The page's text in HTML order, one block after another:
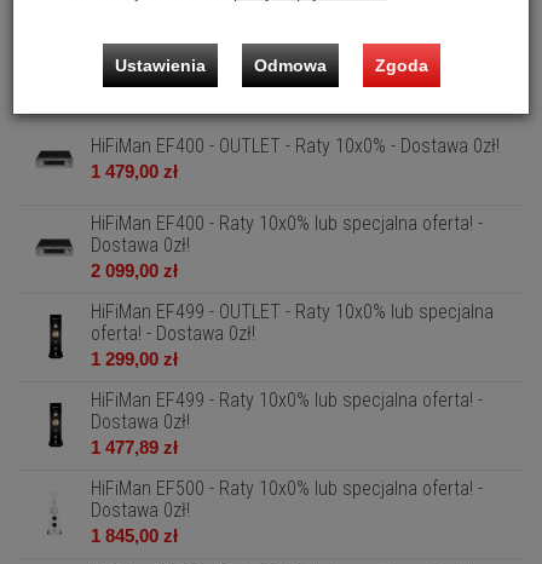
HiFiMan Edition XV - Raty 10x0% lub specjalna oferta! -
Dostawa 0zł!
1 499,00 zł
HiFiMan EF400 - OUTLET - Raty 10x0% - Dostawa 0zł!
1 479,00 zł
HiFiMan EF400 - Raty 10x0% lub specjalna oferta! -
Dostawa 0zł!
2 099,00 zł
HiFiMan EF499 - OUTLET - Raty 10x0% lub specjalna
oferta! - Dostawa 0zł!
1 299,00 zł
HiFiMan EF499 - Raty 10x0% lub specjalna oferta! -
Dostawa 0zł!
1 477,89 zł
HiFiMan EF500 - Raty 10x0% lub specjalna oferta! -
Dostawa 0zł!
1 845,00 zł
Ustawienia Odmowa Zgoda